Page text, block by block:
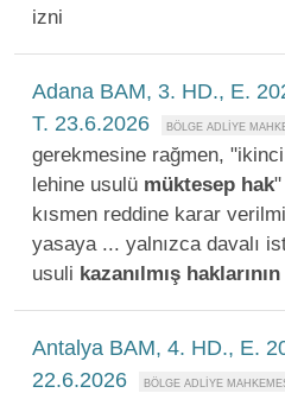
izni
Adana BAM, 3. HD., E.
T. 23.6.2026
gerekmesine rağmen, "ikinci
lehine usulü müktesep hak"
kısmen reddine karar
yasaya ... yalnızca davalı
usuli kazanılmış haklarının
Antalya BAM, 4. HD., E.
22.6.2026